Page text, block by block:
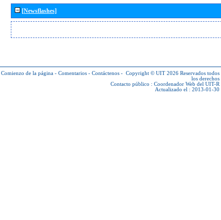
[Newsflashes]
Comienzo de la página - Comentarios - Contáctenos - Copyright © UIT 2026 Reservados todos
los derechos
Contacto público : Coordenador Web del UIT-R
Actualizado el : 2013-01-30